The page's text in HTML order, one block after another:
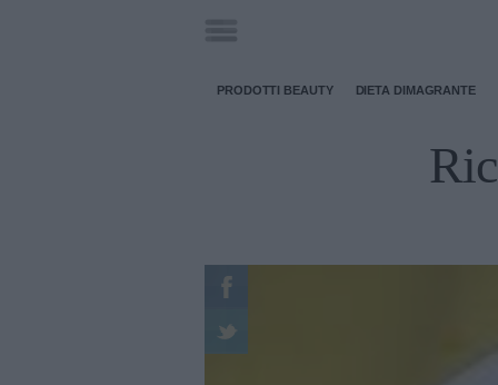
PRODOTTI BEAUTY DIETA DIMAGRANTE